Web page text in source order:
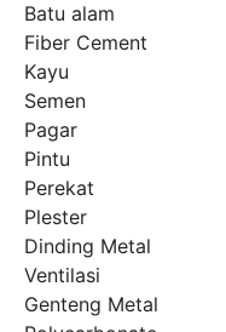
Batu alam
Fiber Cement
Kayu
Semen
Pagar
Pintu
Perekat
Plester
Dinding Metal
Ventilasi
Genteng Metal